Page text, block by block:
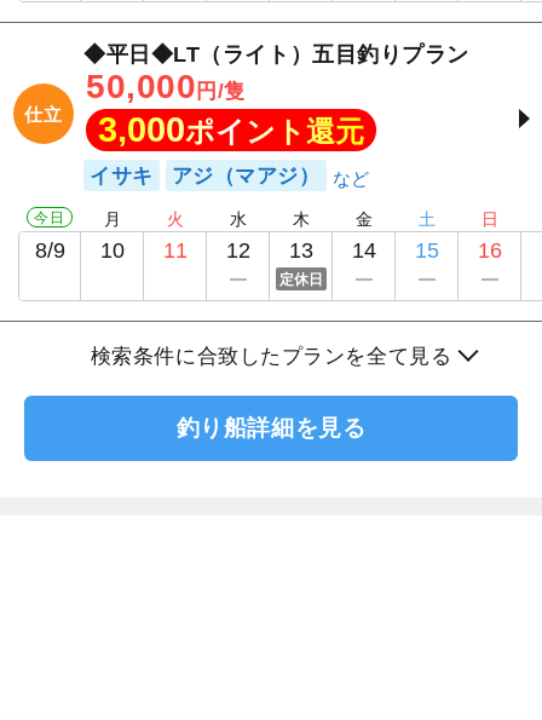
仕立
◆平日◆LT（ライト）五目釣りプラン
50,000 円/隻
3,000ポイント還元
イサキ アジ（マアジ）
今日
8/9
月
10
火
11
水
12
木
13
定休日
金
14
土
15
日
16
検索条件に合致したプランを全て見る
釣り船詳細を見る